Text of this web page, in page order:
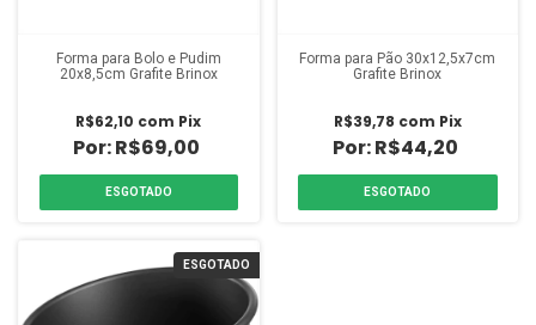
Forma para Bolo e Pudim
20x8,5cm Grafite Brinox
R$69,00
R$62,10 com Pix
ESGOTADO
Forma para Pão 30x12,5x7cm
Grafite Brinox
R$44,20
R$39,78 com Pix
ESGOTADO
ESGOTADO